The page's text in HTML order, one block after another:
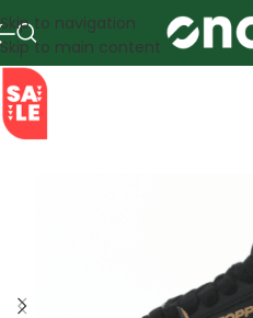
Skip to navigation
Skip to main content
SALE